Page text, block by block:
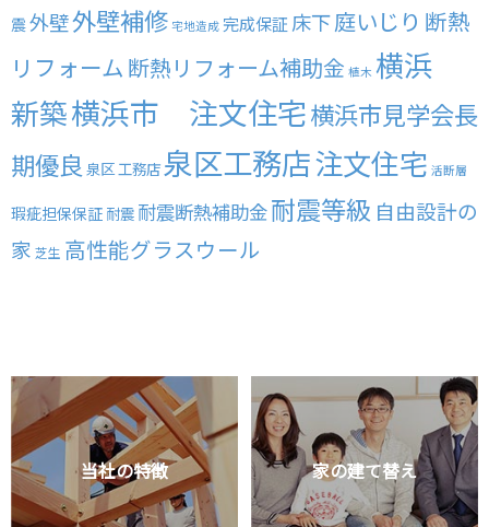
震外壁外壁補修 宅地造成 完成保証 床下庭いじり 断熱
リフォーム 断熱リフォーム補助金 植木 横浜
新築横浜市 注文住宅横浜市見学会長
期優良 泉区 工務店泉区工務店注文住宅 活断層
瑕疵担保保証 耐震 耐震断熱補助金耐震等級 自由設計の
家 芝生 高性能グラスウール
当社の特徴 家の建て替え